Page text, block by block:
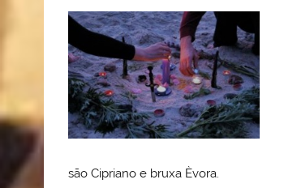
são Cipriano e bruxa Èvora.